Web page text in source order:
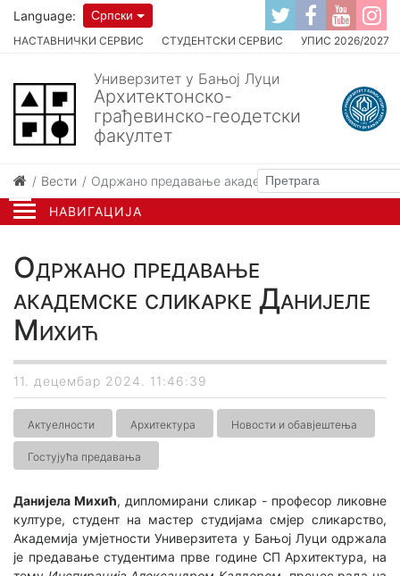
НАВИГАЦИЈА
НАСТАВНИЧКИ СЕРВИС СТУДЕНТСКИ СЕРВИС УПИС 2026/2027
Language: Српски
Универзитет у Бањој Луци
Архитектонско-
грађевинско-геодетски
факултет
Вести Одржано предавање академске сликарке
Одржано предавање
академске сликарке Данијеле
Михић
11. децембар 2024. 11:46:39
Актуелности Архитектура Новости и обавјештења
Гостујућа предавања
Данијела Михић, дипломирани сликар - професор ликовне
културе, студент на мастер студијама смјер сликарство,
Академија умјетности Универзитета у Бањој Луци одржала
је предавање студентима прве године СП Архитектура, на